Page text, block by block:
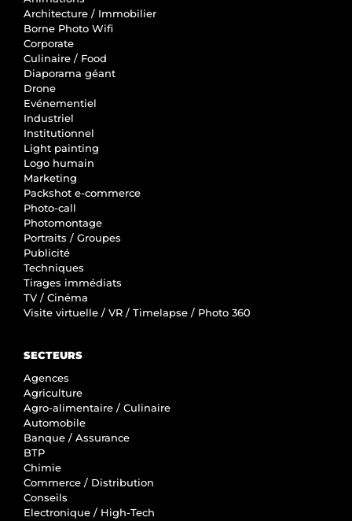
Architecture / Immobilier
Borne Photo Wifi
Corporate
Culinaire / Food
Diaporama géant
Drone
Evénementiel
Industriel
Institutionnel
Light painting
Logo humain
Marketing
Packshot e-commerce
Photo-call
Photomontage
Portraits / Groupes
Publicité
Techniques
Tirages immédiats
TV / Cinéma
Visite virtuelle / VR / Timelapse / Photo 360
SECTEURS
Agences
Agriculture
Agro-alimentaire / Culinaire
Automobile
Banque / Assurance
BTP
Chimie
Commerce / Distribution
Conseils
Electronique / High-Tech